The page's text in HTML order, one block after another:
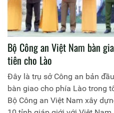
Bộ Công an Việt Nam bàn
tiên cho Lào
Đây là trụ sở Công an bản
bàn giao cho phía Lào trong
Bộ Công an Việt Nam xây